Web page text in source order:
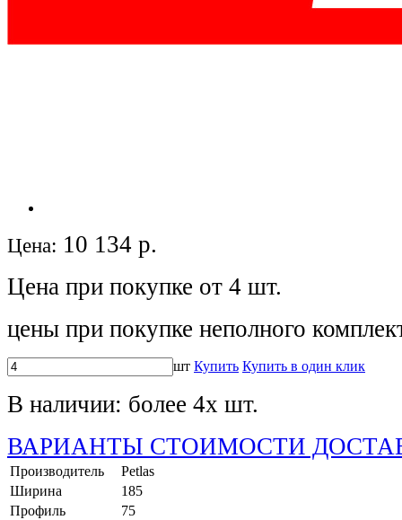
Цена: 10 134 р.
Цена при покупке от 4 шт.
цены при покупке неполного
шт Купить Купить в один клик
В наличии: более 4х шт.
ВАРИАНТЫ СТОИМОСТИ
Производитель
Petlas
Ширина
185
Профиль
75